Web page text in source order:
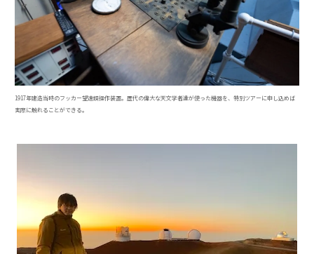
1917年建造当時のフッカー望遠鏡操作装置。歴代の偉大な天文学者達が使った機器を、特別ツアーに申し込めば
実際に触れることができる。